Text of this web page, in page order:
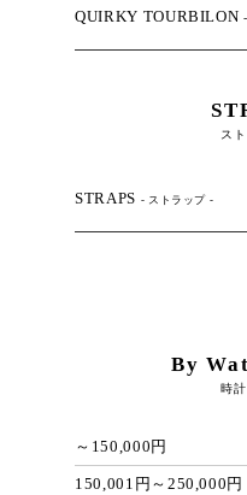
QUIRKY TOURBILON
ス
STRAPS - ストラップ -
By
時
～150,000円
150,001円～250,000円